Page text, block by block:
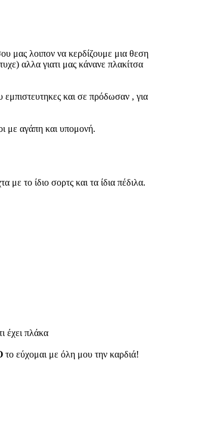
μας λοιπον να κερδίζουμε μια θεση
αλλα γιατι μας κάνανε πλακίτσα
και σε πρόδωσαν , για
με αγάπη και υπομονή.
το ίδιο σορτς και τα ίδια πέδιλα.
έχει πλάκα
το εύχομαι με όλη μου την καρδιά!